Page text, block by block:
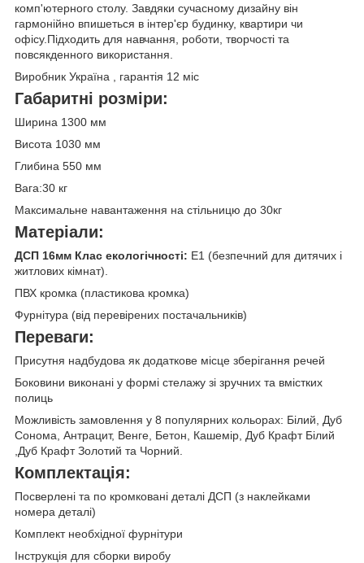
комп'ютерного столу. Завдяки сучасному дизайну він
гармонійно впишеться в інтер'єр будинку, квартири чи
офісу.Підходить для навчання, роботи, творчості та
повсякденного використання.
Виробник Україна , гарантія 12 міс
Габаритні розміри:
Ширина 1300 мм
Висота 1030 мм
Глибина 550 мм
Вага:30 кг
Максимальне навантаження на стільницю до 30кг
Матеріали:
ДСП 16мм Клас екологічності: E1 (безпечний для дитячих і
житлових кімнат).
ПВХ кромка (пластикова кромка)
Фурнітура (від перевірених постачальників)
Переваги:
Присутня надбудова як додаткове місце зберігання речей
Боковини виконані у формі стелажу зі зручних та вмістких
полиць
Можливість замовлення у 8 популярних кольорах: Білий, Дуб
Сонома, Антрацит, Венге, Бетон, Кашемір, Дуб Крафт Білий
,Дуб Крафт Золотий та Чорний.
Комплектація:
Посверлені та по кромковані деталі ДСП (з наклейками
номера деталі)
Комплект необхідної фурнітури
Інструкція для сборки виробу